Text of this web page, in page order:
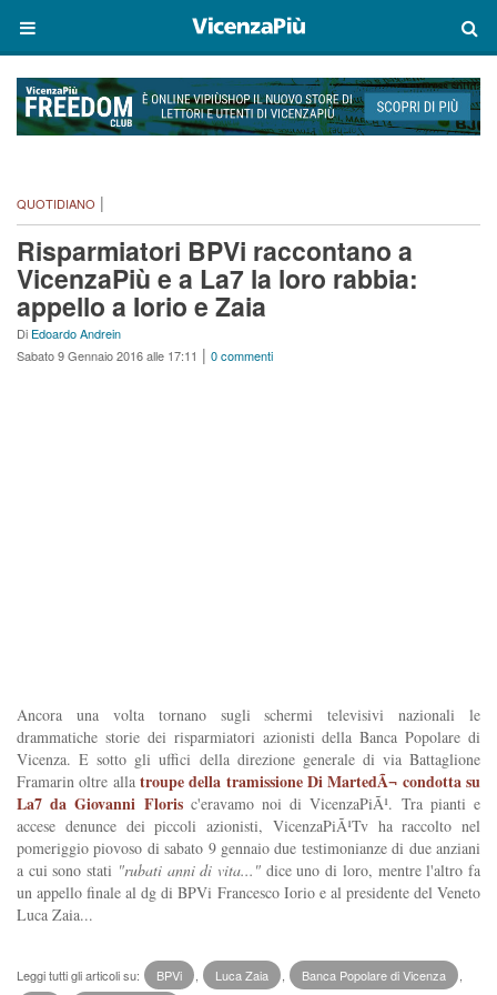
QUOTIDIANO |
Risparmiatori BPVi raccontano a
VicenzaPiù e a La7 la loro rabbia:
appello a Iorio e Zaia
Di Edoardo Andrein
Sabato 9 Gennaio 2016 alle 17:11 | 0 commenti
Ancora una volta tornano sugli schermi televisivi nazionali le
drammatiche storie dei risparmiatori azionisti della Banca Popolare di
Vicenza. E sotto gli uffici della direzione generale di via Battaglione
Framarin oltre alla troupe della tramissione Di MartedÃ¬ condotta su
La7 da Giovanni Floris c'eravamo noi di VicenzaPiÃ¹. Tra pianti e
accese denunce dei piccoli azionisti, VicenzaPiÃ¹Tv ha raccolto nel
pomeriggio piovoso di sabato 9 gennaio due testimonianze di due anziani
a cui sono stati "rubati anni di vita..." dice uno di loro, mentre l'altro fa
un appello finale al dg di BPVi Francesco Iorio e al presidente del Veneto
Luca Zaia...
Leggi tutti gli articoli su: BPVi Luca Zaia Banca Popolare di Vicenza